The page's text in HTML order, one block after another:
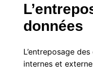
données
L’entreposage
internes et